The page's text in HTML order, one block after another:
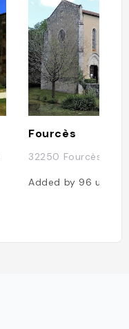
Fourcès
32250 Fourcès,
Added by 96 users